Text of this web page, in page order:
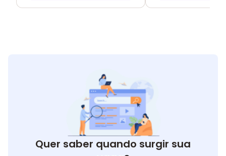
Quer saber quando surgir sua